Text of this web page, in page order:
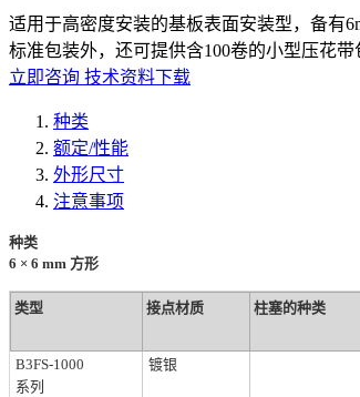
适用于高密度安装的基板表面安装型，备有
标准包装外，还可提供含100卷的小型压花带
立即咨询 技术资料下载
种类
额定/性能
外形尺寸
注意事项
种类
6 × 6 mm 方形
类型 接点材质 柱塞的种类
B3FS-1000
系列
镀银